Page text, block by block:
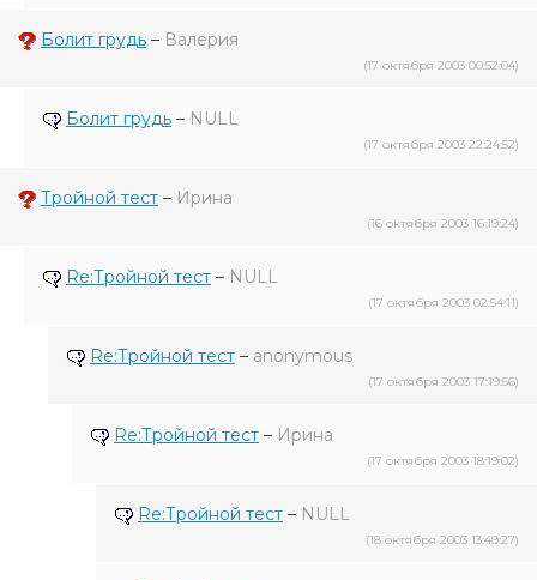
Болит грудь – Валерия
(17 октября 2003 00:52:04)
Болит грудь – NULL
(17 октября 2003 22:24:52)
Тройной тест – Ирина
(16 октября 2003 16:19:24)
Re:Тройной тест – NULL
(17 октября 2003 02:54:11)
Re:Тройной тест – anonymous
(17 октября 2003 17:19:56)
Re:Тройной тест – Ирина
(17 октября 2003 18:19:02)
Re:Тройной тест – NULL
(18 октября 2003 13:49:27)